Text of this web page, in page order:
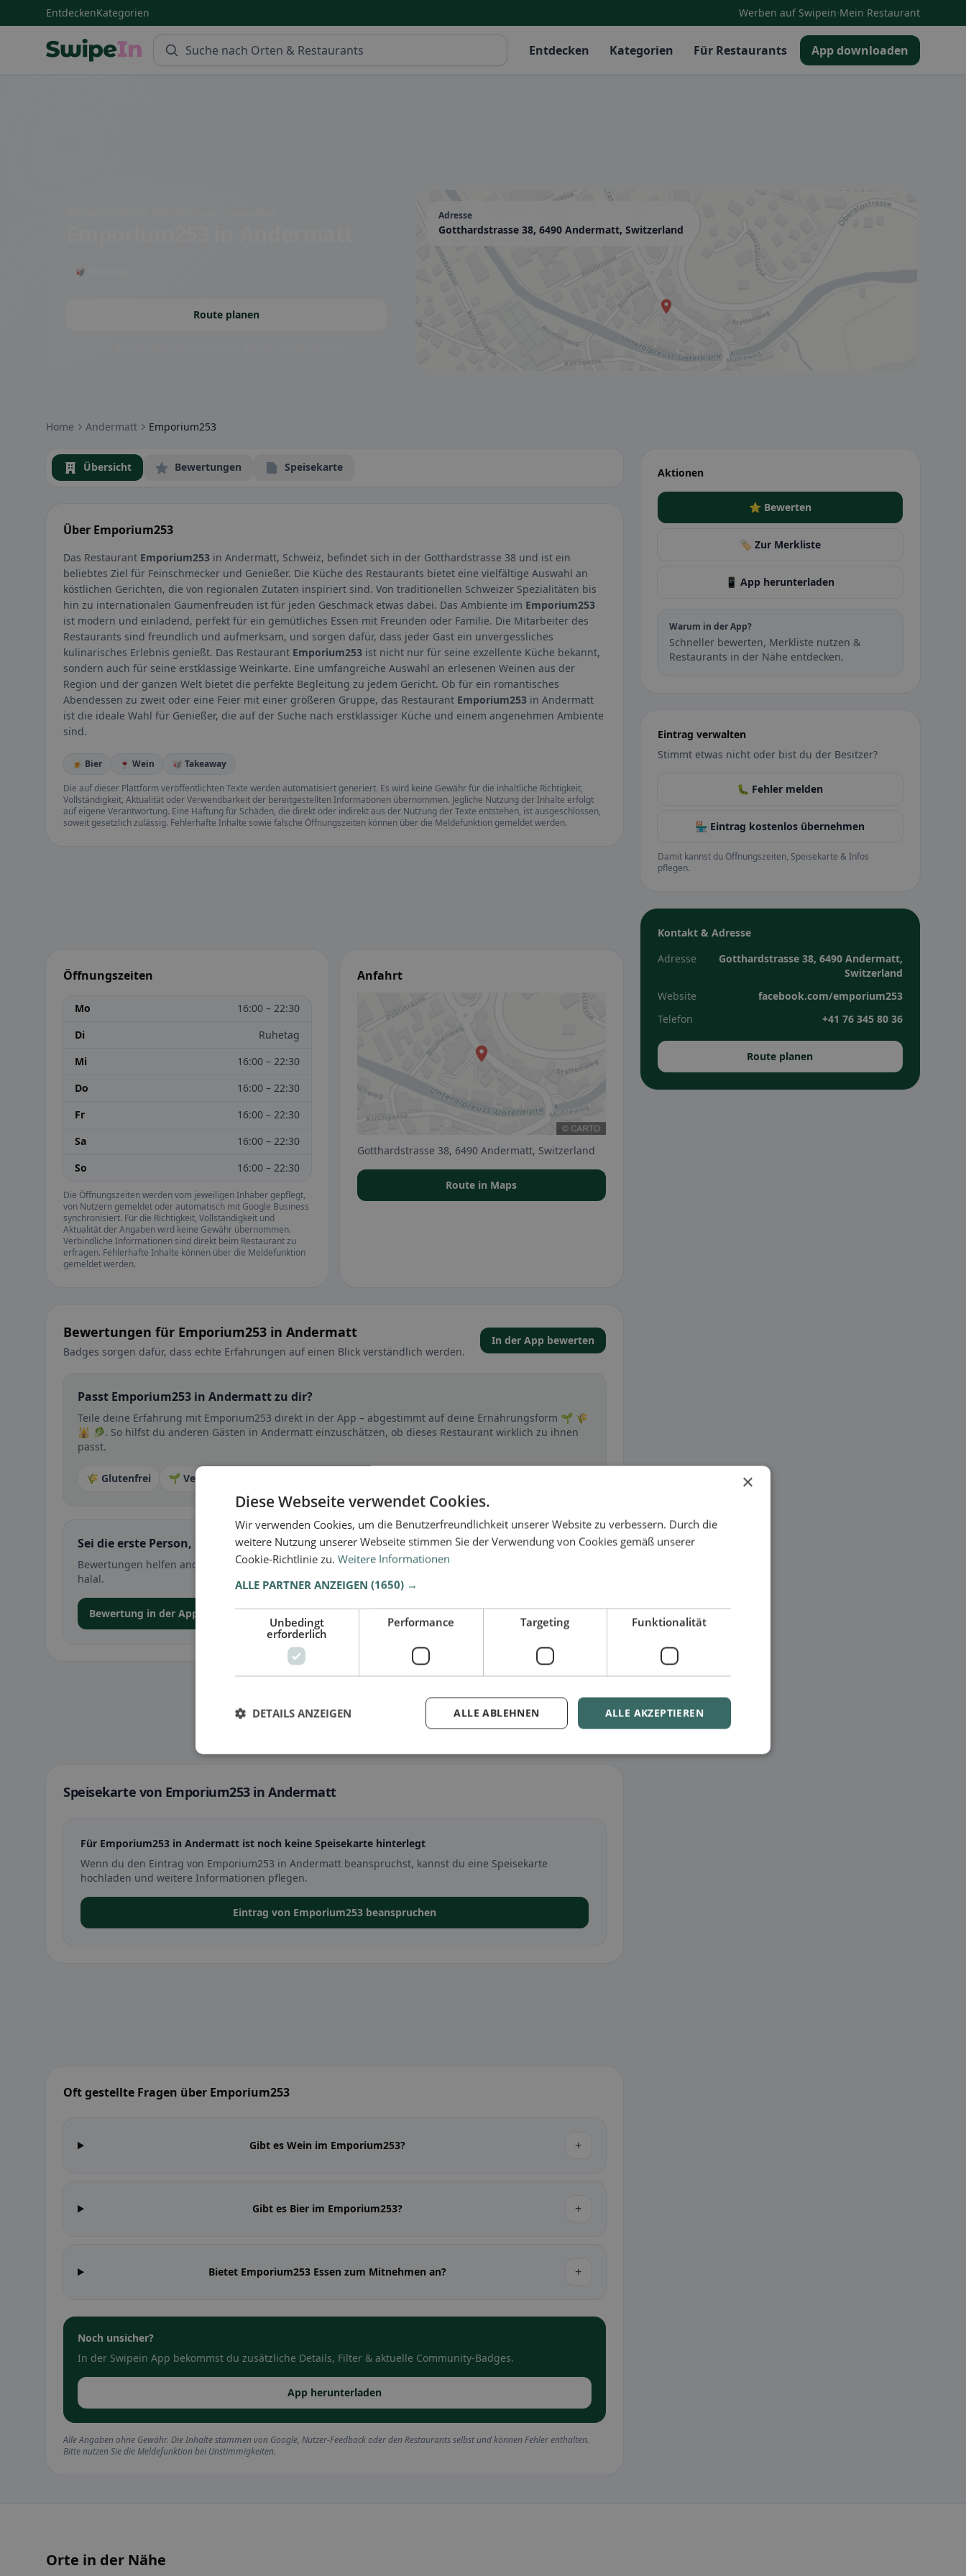
EntdeckenKategorien Werben auf Swipein·Mein Restaurant
Entdecken Kategorien Für Restaurants App downloaden
🥡 Takeaway
Route planen
Adresse
Gotthardstrasse 38, 6490 Andermatt, Switzerland
Home Andermatt Emporium253
Übersicht Bewertungen Speisekarte
Über Emporium253
Das Restaurant Emporium253 in Andermatt, Schweiz, befindet sich in der Gotthardstrasse 38 und ist ein
beliebtes Ziel für Feinschmecker und Genießer. Die Küche des Restaurants bietet eine vielfältige Auswahl an
köstlichen Gerichten, die von regionalen Zutaten inspiriert sind. Von traditionellen Schweizer Spezialitäten bis
hin zu internationalen Gaumenfreuden ist für jeden Geschmack etwas dabei. Das Ambiente im Emporium253
ist modern und einladend, perfekt für ein gemütliches Essen mit Freunden oder Familie. Die Mitarbeiter des
Restaurants sind freundlich und aufmerksam, und sorgen dafür, dass jeder Gast ein unvergessliches
kulinarisches Erlebnis genießt. Das Restaurant Emporium253 ist nicht nur für seine exzellente Küche bekannt,
sondern auch für seine erstklassige Weinkarte. Eine umfangreiche Auswahl an erlesenen Weinen aus der
Region und der ganzen Welt bietet die perfekte Begleitung zu jedem Gericht. Ob für ein romantisches
Abendessen zu zweit oder eine Feier mit einer größeren Gruppe, das Restaurant Emporium253 in Andermatt
ist die ideale Wahl für Genießer, die auf der Suche nach erstklassiger Küche und einem angenehmen Ambiente
sind.
🍺 Bier 🍷 Wein
🥡 Takeaway
Die auf dieser Plattform veröffentlichten Texte werden automatisiert generiert. Es wird keine Gewähr für die inhaltliche Richtigkeit,
Vollständigkeit, Aktualität oder Verwendbarkeit der bereitgestellten Informationen übernommen. Jegliche Nutzung der Inhalte erfolgt
auf eigene Verantwortung. Eine Haftung für Schäden, die direkt oder indirekt aus der Nutzung der Texte entstehen, ist ausgeschlossen,
soweit gesetzlich zulässig. Fehlerhafte Inhalte sowie falsche Öffnungszeiten können über die Meldefunktion gemeldet werden.
Öffnungszeiten
Mo
16:00 – 22:30
Di
Ruhetag
Mi
16:00 – 22:30
Do
16:00 – 22:30
Fr
16:00 – 22:30
Sa
16:00 – 22:30
So
16:00 – 22:30
Die Öffnungszeiten werden vom jeweiligen Inhaber gepflegt,
von Nutzern gemeldet oder automatisch mit Google Business
synchronisiert. Für die Richtigkeit, Vollständigkeit und
Aktualität der Angaben wird keine Gewähr übernommen.
Verbindliche Informationen sind direkt beim Restaurant zu
erfragen. Fehlerhafte Inhalte können über die Meldefunktion
gemeldet werden.
Anfahrt
Gotthardstrasse 38, 6490 Andermatt, Switzerland
Route in Maps
Bewertungen für Emporium253 in Andermatt
Badges sorgen dafür, dass echte Erfahrungen auf einen Blick verständlich werden.
In der App bewerten
Passt Emporium253 in Andermatt zu dir?
Teile deine Erfahrung mit Emporium253 direkt in der App – abgestimmt auf deine Ernährungsform 🌱 🌾
🕌 🥬. So hilfst du anderen Gästen in Andermatt einzuschätzen, ob dieses Restaurant wirklich zu ihnen
passt.
🌾 Glutenfrei 🌱 Vegan
Sei die erste Person, die ihre Erfahrung teilt
Bewertungen helfen anderen bei der Entscheidung – besonders bei glutenfrei, vegan, vegetarisch oder
halal.
Bewertung in der App abgeben
Speisekarte von Emporium253 in Andermatt
Für Emporium253 in Andermatt ist noch keine Speisekarte hinterlegt
Wenn du den Eintrag von Emporium253 in Andermatt beanspruchst, kannst du eine Speisekarte
hochladen und weitere Informationen pflegen.
Eintrag von Emporium253 beanspruchen
Oft gestellte Fragen über Emporium253
Gibt es Wein im Emporium253? +
Gibt es Bier im Emporium253? +
Bietet Emporium253 Essen zum Mitnehmen an? +
Noch unsicher?
In der Swipein App bekommst du zusätzliche Details, Filter & aktuelle Community-Badges.
App herunterladen
Alle Angaben ohne Gewähr. Die Inhalte stammen von Google, Nutzer-Feedback oder den Restaurants selbst und können Fehler enthalten.
Bitte nutzen Sie die Meldefunktion bei Unstimmigkeiten.
Aktionen
⭐ Bewerten
🏷️ Zur Merkliste
📱 App herunterladen
Warum in der App?
Schneller bewerten, Merkliste nutzen &
Restaurants in der Nähe entdecken.
Eintrag verwalten
Stimmt etwas nicht oder bist du der Besitzer?
🐛 Fehler melden
🏪 Eintrag kostenlos übernehmen
Damit kannst du Öffnungszeiten, Speisekarte & Infos
pflegen.
Kontakt & Adresse
Adresse
Gotthardstrasse 38, 6490 Andermatt,
Switzerland
Website
facebook.com/emporium253
Telefon
+41 76 345 80 36
Route planen
Orte in der Nähe
×
Diese Webseite verwendet Cookies.
Wir verwenden Cookies, um die Benutzerfreundlichkeit unserer Website zu verbessern. Durch die
weitere Nutzung unserer Webseite stimmen Sie der Verwendung von Cookies gemäß unserer
Cookie-Richtlinie zu. Weitere Informationen
ALLE PARTNER ANZEIGEN (1650) →
Unbedingt
erforderlich
Performance Targeting Funktionalität
ALLE AKZEPTIEREN
ALLE ABLEHNEN
DETAILS ANZEIGEN